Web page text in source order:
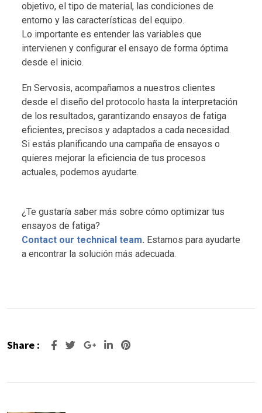
objetivo, el tipo de material, las condiciones de
entorno y las características del equipo.
Lo importante es entender las variables que
intervienen y configurar el ensayo de forma óptima
desde el inicio.
En Servosis, acompañamos a nuestros clientes
desde el diseño del protocolo hasta la interpretación
de los resultados, garantizando ensayos de fatiga
eficientes, precisos y adaptados a cada necesidad.
Si estás planificando una campaña de ensayos o
quieres mejorar la eficiencia de tus procesos
actuales, podemos ayudarte.
¿Te gustaría saber más sobre cómo optimizar tus
ensayos de fatiga?
Contact our technical team. Estamos para ayudarte
a encontrar la solución más adecuada.
Share :